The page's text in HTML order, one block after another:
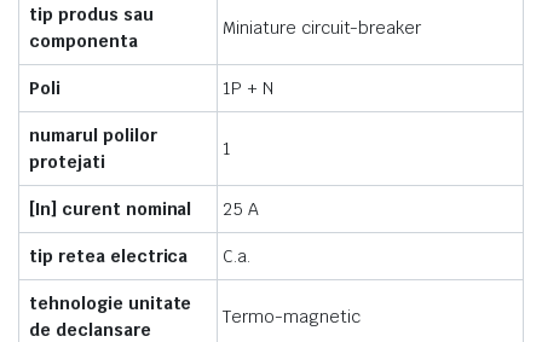
tip produs sau
componenta
Miniature circuit-breaker
Poli 1P + N
numarul polilor
protejati
1
[In] curent nominal 25 A
tip retea electrica C.a.
tehnologie unitate
de declansare
Termo-magnetic